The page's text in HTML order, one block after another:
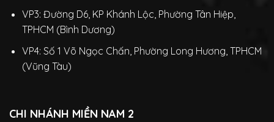
VP3: Đường D6, KP Khánh Lộc, Phường Tân Hiệp,
TPHCM (Bình Dương)
VP4: Số 1 Võ Ngọc Chấn, Phường Long Hương, TPHCM
(Vũng Tàu)
CHI NHÁNH MIỀN NAM 2